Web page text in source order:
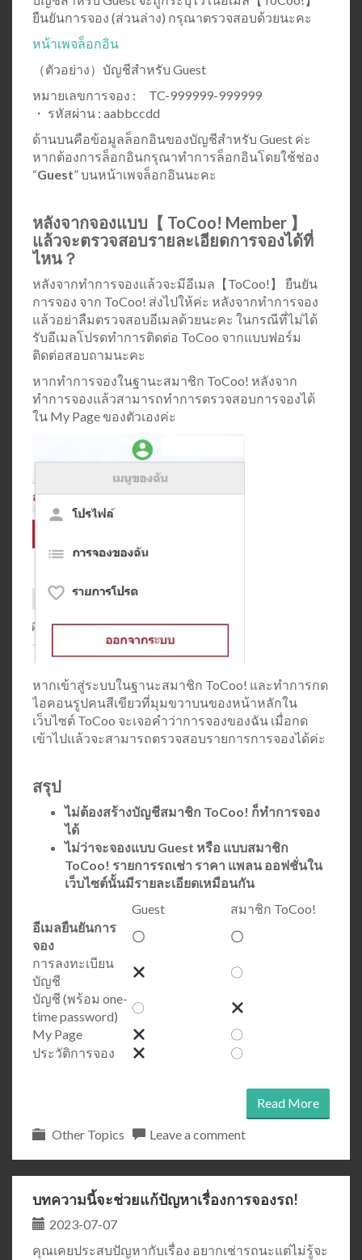
ยืนยันการจอง (ส่วนล่าง) กรุณาตรวจสอบด้วยนะคะ
หน้าเพจล็อกอิน
（ตัวอย่าง）บัญชีสำหรับ Guest
หมายเลขการจอง : TC-999999-999999
・ รหัสผ่าน : aabbccdd
ด้านบนคือข้อมูลล็อกอินของบัญชีสำหรับ Guest ค่ะ
หากต้องการล็อกอินกรุณาทำการล็อกอินโดยใช้ช่อง
“Guest” บนหน้าเพจล็อกอินนะคะ
หลังจากจองแบบ【 ToCoo! Member 】
แล้วจะตรวจสอบรายละเอียดการจองได้ที่
ไหน？
หลังจากทำการจองแล้วจะมีอีเมล【ToCoo!】 ยืนยัน
การจอง จาก ToCoo! ส่งไปให้ค่ะ หลังจากทำการจอง
แล้วอย่าลืมตรวจสอบอีเมลด้วยนะคะ ในกรณีที่ไม่ได้
รับอีเมลโปรดทำการติดต่อ ToCoo จากแบบฟอร์ม
ติดต่อสอบถามนะคะ
หากทำการจองในฐานะสมาชิก ToCoo! หลังจาก
ทำการจองแล้วสามารถทำการตรวจสอบการจองได้
ใน My Page ของตัวเองค่ะ
หากเข้าสู่ระบบในฐานะสมาชิก ToCoo! และทำการกด
ไอคอนรูปคนสีเขียวที่มุมขวาบนของหน้าหลักใน
เว็บไซต์ ToCoo จะเจอคำว่าการจองของฉัน เมื่อกด
เข้าไปแล้วจะสามารถตรวจสอบรายการการจองได้ค่ะ
สรุป
ไม่ต้องสร้างบัญชีสมาชิก ToCoo! ก็ทำการจอง
ได้
ไม่ว่าจะจองแบบ Guest หรือ แบบสมาชิก
ToCoo! รายการรถเช่า ราคา แพลน ออฟชั่นใน
เว็บไซต์นั้นมีรายละเอียดเหมือนกัน
Guest
สมาชิก ToCoo!
อีเมลยืนยันการ
จอง
〇
〇
การลงทะเบียน
บัญชี
〇
บัญชี (พร้อม one-
time password)
〇
My Page
〇
ประวัติการจอง
〇
Read More
Other Topics Leave a comment
บทความนี้จะช่วยแก้ปัญหาเรื่องการจองรถ!
2023-07-07
คุณเคยประสบปัญหากับเรื่อง อยากเช่ารถนะแต่ไม่รู้จะ